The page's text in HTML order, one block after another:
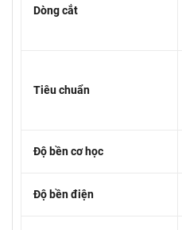
Dòng cắt
Tiêu chuẩn
Độ bền cơ học
Độ bền điện